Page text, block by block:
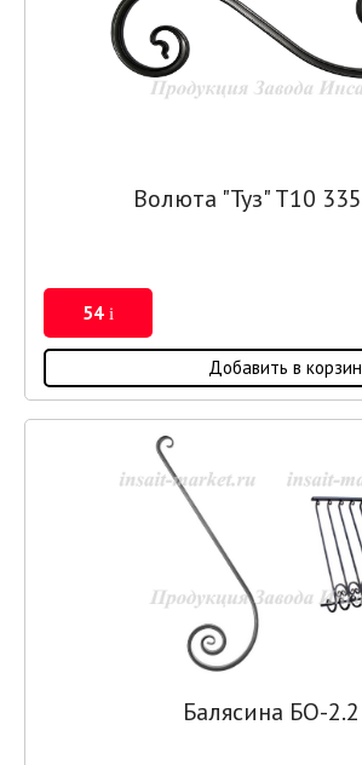
Волюта "Туз" Т10
54 i
Добавить в
Балясина БО-2.2